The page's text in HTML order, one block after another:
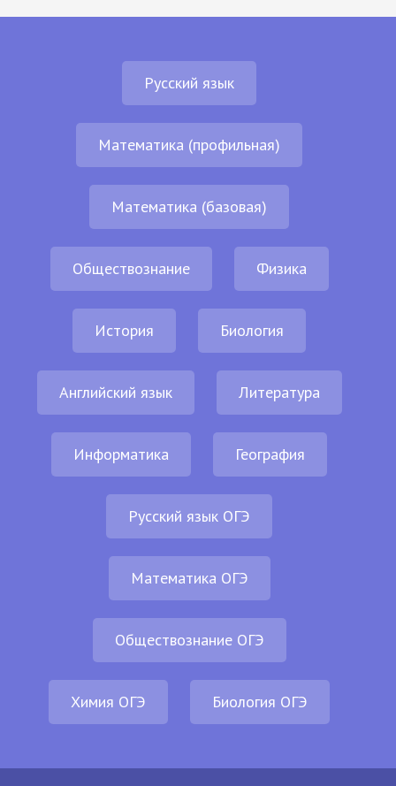
Русский язык
Математика (профильная)
Математика (базовая)
Обществознание Физика
История Биология
Английский язык Литература
Информатика География
Русский язык ОГЭ
Математика ОГЭ
Обществознание ОГЭ
Химия ОГЭ Биология ОГЭ